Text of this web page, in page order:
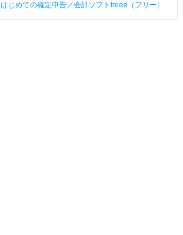
はじめての確定申告／会計ソフトfreee（フリー）